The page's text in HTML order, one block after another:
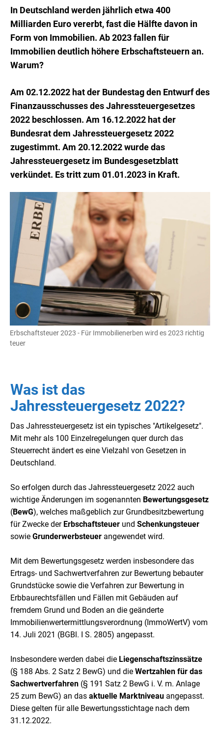
In Deutschland werden jährlich etwa 400
Milliarden Euro vererbt, fast die Hälfte davon in
Form von Immobilien. Ab 2023 fallen für
Immobilien deutlich höhere Erbschaftsteuern an.
Warum?
Am 02.12.2022 hat der Bundestag den Entwurf des
Finanzausschusses des Jahressteuergesetzes
2022 beschlossen. Am 16.12.2022 hat der
Bundesrat dem Jahressteuergesetz 2022
zugestimmt. Am 20.12.2022 wurde das
Jahressteuergesetz im Bundesgesetzblatt
verkündet. Es tritt zum 01.01.2023 in Kraft.
Erbschaftsteuer 2023 - Für Immobilienerben wird es 2023 richtig
teuer
Was ist das
Jahressteuergesetz 2022?
Das Jahressteuergesetz ist ein typisches "Artikelgesetz".
Mit mehr als 100 Einzelregelungen quer durch das
Steuerrecht ändert es eine Vielzahl von Gesetzen in
Deutschland.
So erfolgen durch das Jahressteuergesetz 2022 auch
wichtige Änderungen im sogenannten Bewertungsgesetz
(BewG), welches maßgeblich zur Grundbesitzbewertung
für Zwecke der Erbschaftsteuer und Schenkungsteuer
sowie Grunderwerbsteuer angewendet wird.
Mit dem Bewertungsgesetz werden insbesondere das
Ertrags- und Sachwertverfahren zur Bewertung bebauter
Grundstücke sowie die Verfahren zur Bewertung in
Erbbaurechtsfällen und Fällen mit Gebäuden auf
fremdem Grund und Boden an die geänderte
Immobilienwertermittlungsverordnung (ImmoWertV) vom
14. Juli 2021 (BGBl. I S. 2805) angepasst.
Insbesondere werden dabei die Liegenschaftszinssätze
(§ 188 Abs. 2 Satz 2 BewG) und die Wertzahlen für das
Sachwertverfahren (§ 191 Satz 2 BewG i. V. m. Anlage
25 zum BewG) an das aktuelle Marktniveau angepasst.
Diese gelten für alle Bewertungsstichtage nach dem
31.12.2022.